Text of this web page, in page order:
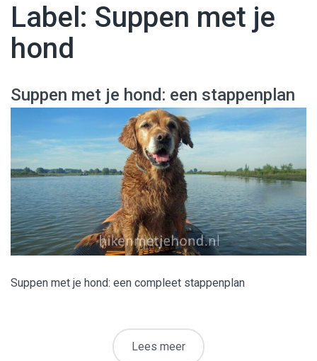
Label: Suppen met je
hond
Suppen met je hond: een stappenplan
Suppen met je hond: een compleet stappenplan
Lees meer